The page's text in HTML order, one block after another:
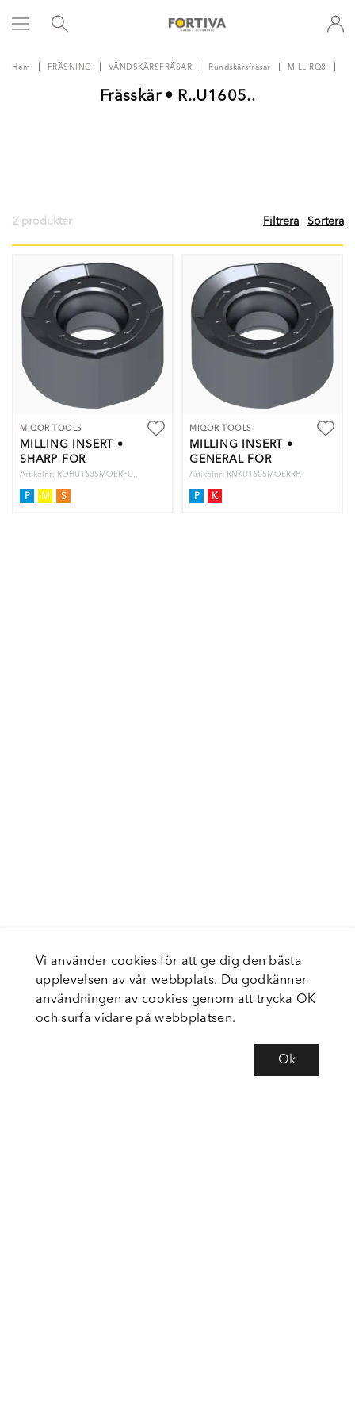
Hem FRÄSNING VÄNDSKÄRSFRÄSAR Rundskärsfräsar MILL RQ8
Frässkär • R..U1605..
2 produkter Filtrera Sortera
MIQOR TOOLS
MILLING INSERT •
SHARP FOR
STAINLESS STEEL
Artikelnr: ROHU1605MOERFU..
P M S
MIQOR TOOLS
MILLING INSERT •
GENERAL FOR
STEEL
Artikelnr: RNKU1605MOERRP..
P K
Vi använder cookies för att ge dig den bästa
upplevelsen av vår webbplats. Du godkänner
användningen av cookies genom att trycka OK
och surfa vidare på webbplatsen.
Ok